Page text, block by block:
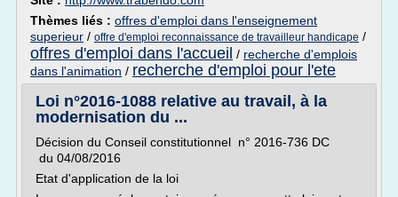
Thèmes liés : offres d'emploi dans l'enseignement
superieur / offre d'emploi reconnaissance de travailleur handicape /
offres d'emploi dans l'accueil / recherche d'emplois
dans l'animation / recherche d'emploi pour l'ete
Loi n°2016-1088 relative au travail, à la
modernisation du ...
Décision du Conseil constitutionnel n° 2016-736 DC
du 04/08/2016
Etat d'application de la loi